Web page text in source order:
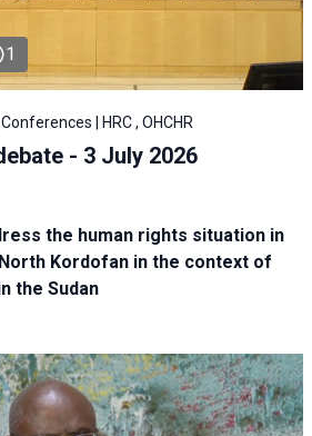
1
| HRC , OHCHR
- 3 July 2026
the human rights situation in
Kordofan in the context of
the Sudan